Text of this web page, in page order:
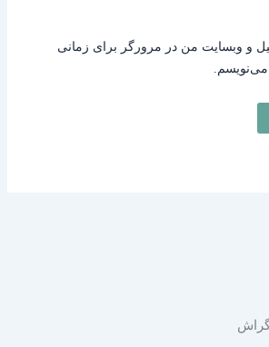
و وبسایت من در مرورگر برای زمانی
می‌نویسم.